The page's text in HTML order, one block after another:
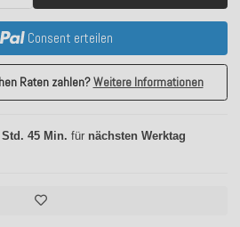
Consent erteilen
Raten zahlen?Weitere Informationen
Std. 45 Min. für nächsten Werktag